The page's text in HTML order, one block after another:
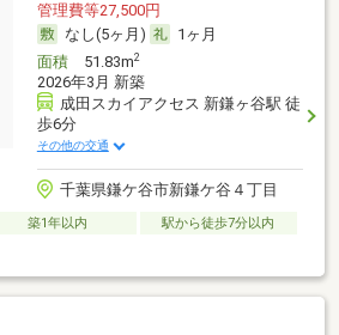
管理費等27,500円
なし(5ヶ月)
1ヶ月
面積51.83m2
2026年3月 新築
成田スカイアクセス 新鎌ヶ谷駅 徒
歩6分
その他の交通
千葉県鎌ケ谷市新鎌ケ谷４丁目
築1年以内
駅から徒歩7分以内